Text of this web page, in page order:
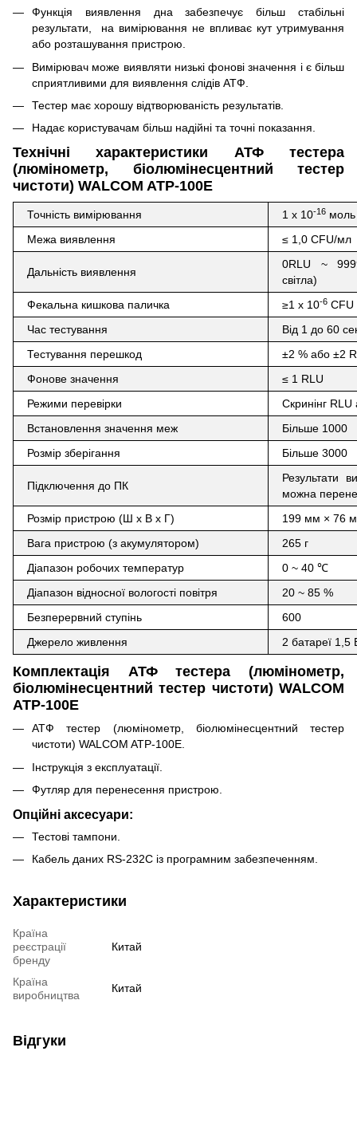
Функція виявлення дна забезпечує більш стабільні
результати, на вимірювання не впливає кут утримування
або розташування пристрою.
Вимірювач може виявляти низькі фонові значення і є більш
сприятливими для виявлення слідів АТФ.
Тестер має хорошу відтворюваність результатів.
Надає користувачам більш надійні та точні показання.
Технічні характеристики АТФ тестера
(люмінометр, біолюмінесцентний тестер
чистоти) WALCOM ATP-100E
Точність вимірювання 1 х 10-16
Межа виявлення
≤ 1,0 CFU/мл
Дальність виявлення
0RLU ~
світла)
Фекальна кишкова паличка
≥1 х 10-6 CFU
Час тестування
Від 1 до 60
Тестування перешкод
±2 % або ±2
Фонове значення
≤ 1 RLU
Режими перевірки
Скринінг
Встановлення значення меж
Більше 1000
Розмір зберігання
Більше 3000
Підключення до ПК
Результати
можна
Розмір пристрою (Ш х В х Г)
199 мм × 76
Вага пристрою (з акумулятором)
265 г
Діапазон робочих температур
0 ~ 40℃
Діапазон відносної вологості повітря
20 ~ 85 %
Безперервний ступінь
600
Джерело живлення
2 батареї
Комплектація
АТФ тестера (люмінометр,
біолюмінесцентний тестер чистоти) WALCOM
ATP-100E
АТФ тестер (люмінометр, біолюмінесцентний тестер
чистоти) WALCOM ATP-100E.
Інструкція з експлуатації.
Футляр для перенесення пристрою.
Опційні аксесуари:
Тестові тампони.
Кабель даних RS-232C із програмним забезпеченням.
Характеристики
Країна
реєстрації
бренду
Китай
Країна
виробництва
Китай
Відгуки